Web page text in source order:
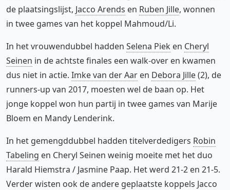
de plaatsingslijst, Jacco Arends en Ruben Jille, wonnen
in twee games van het koppel Mahmoud/Li.
In het vrouwendubbel hadden Selena Piek en Cheryl
Seinen in de achtste finales een walk-over en kwamen
dus niet in actie. Imke van der Aar en Debora Jille(2), de
runners-up van 2017, moesten wel de baan op. Het
jonge koppel won hun partij in twee games van Marije
Bloem en Mandy Lenderink.
In het gemengddubbel hadden titelverdedigers Robin
Tabeling en Cheryl Seinen weinig moeite met het duo
Harald Hiemstra / Jasmine Paap. Het werd 21-2 en 21-5.
Verder wisten ook de andere geplaatste koppels Jacco